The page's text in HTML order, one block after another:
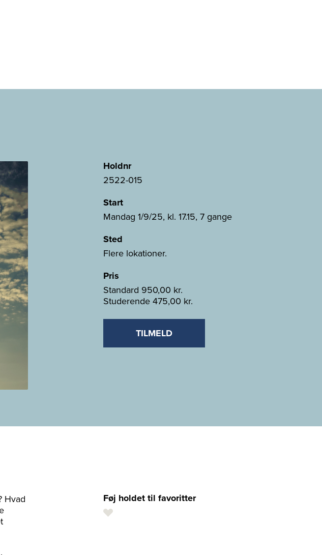
Holdnr
2522-015
Start
Mandag 1/9/25, kl. 17.15, 7 gange
Sted
Flere lokationer.
Pris
Standard 950,00 kr.
Studerende 475,00 kr.
TILMELD
Hvad
Føj holdet til favoritter